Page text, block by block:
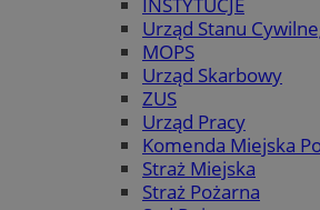
Urząd Stanu
MOPS
Urząd Skarbowy
ZUS
Urząd Pracy
Komenda Miejska
Straż Miejska
Straż Pożarna